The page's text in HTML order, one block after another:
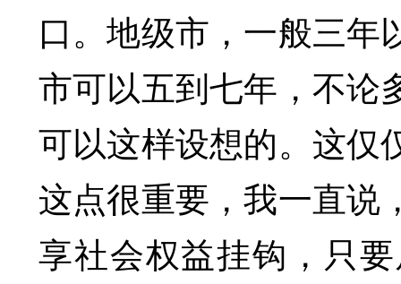
口。地级市，一般三年
市可以五到七年，不论
可以这样设想的。这仅
这点很重要，我一直说
享社会权益挂钩，只